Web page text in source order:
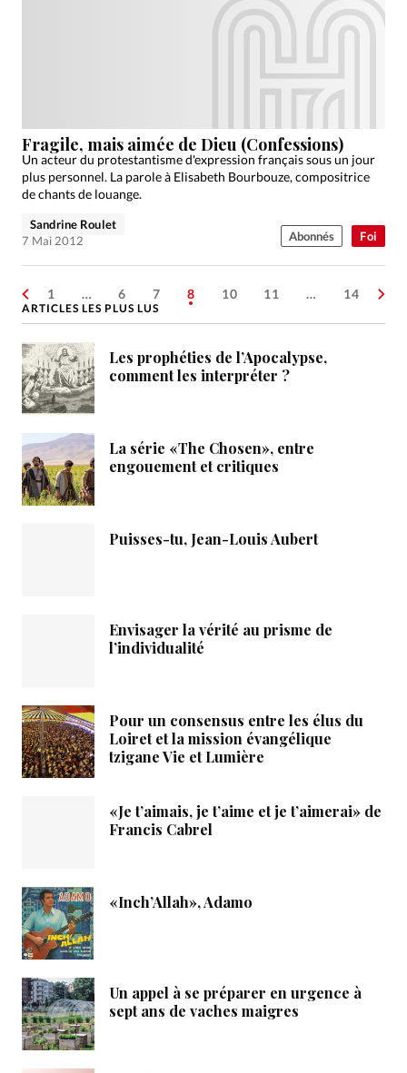
Foi
Fragile, mais aimée de Dieu (Confessions)
Un acteur du protestantisme d'expression français sous un jour
plus personnel. La parole à Elisabeth Bourbouze, compositrice
de chants de louange.
Sandrine Roulet
7 Mai 2012
Abonnés
1 … 6 7 8 10 11 … 14
ARTICLES LES PLUS LUS
Les prophéties de l’Apocalypse,
comment les interpréter ?
La série «The Chosen», entre
engouement et critiques
Puisses-tu, Jean-Louis Aubert
Envisager la vérité au prisme de
l’individualité
Pour un consensus entre les élus du
Loiret et la mission évangélique
tzigane Vie et Lumière
«Je t’aimais, je t’aime et je t’aimerai» de
Francis Cabrel
«Inch’Allah», Adamo
Un appel à se préparer en urgence à
sept ans de vaches maigres